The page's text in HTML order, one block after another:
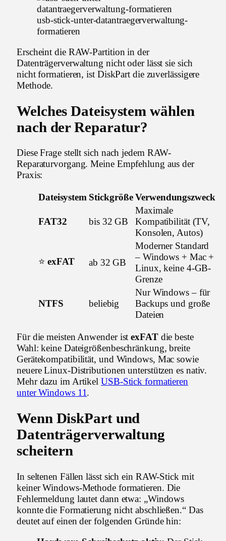
usb-stick-unter-datantraegerverwaltung-
formatieren
Erscheint die RAW-Partition in der
Datenträgerverwaltung nicht oder lässt sie sich
nicht formatieren, ist DiskPart die zuverlässigere
Methode.
Welches Dateisystem wählen
nach der Reparatur?
Diese Frage stellt sich nach jedem RAW-
Reparaturvorgang. Meine Empfehlung aus der
Praxis:
Dateisystem Stickgröße Verwendungszweck
FAT32 bis 32 GB
Maximale
Kompatibilität (TV,
Konsolen, Autos)
⭐ exFAT ab 32 GB
Moderner Standard
– Windows + Mac +
Linux, keine 4-GB-
Grenze
NTFS beliebig
Nur Windows – für
Backups und große
Dateien
Für die meisten Anwender istexFATdie beste
Wahl: keine Dateigrößenbeschränkung, breite
Gerätekompatibilität, und Windows, Mac sowie
neuere Linux-Distributionen unterstützen es nativ.
Mehr dazu im ArtikelUSB-Stick formatieren
unter Windows 11.
Wenn DiskPart und
Datenträgerverwaltung
scheitern
In seltenen Fällen lässt sich ein RAW-Stick mit
keiner Windows-Methode formatieren. Die
Fehlermeldung lautet dann etwa: „Windows
konnte die Formatierung nicht abschließen.“ Das
deutet auf einen der folgenden Gründe hin: